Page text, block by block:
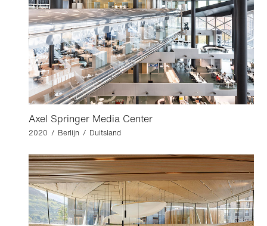
Axel Springer Media Center
2020 / Berlijn / Duitsland